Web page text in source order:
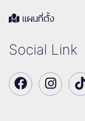
แผนที่ตั้ง
Social Link